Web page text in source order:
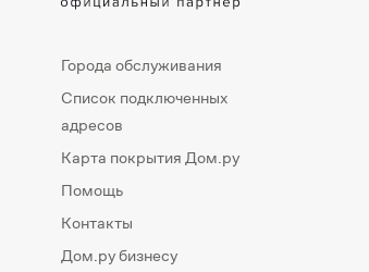
Города обслуживания
Список подключенных
адресов
Карта покрытия Дом.ру
Помощь
Контакты
Дом.ру бизнесу